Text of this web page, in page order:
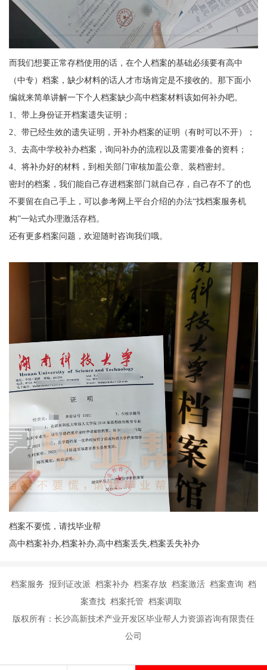
而我们想要正常存档使用的话，在个人档案的基础必须要有高中
（中专）档案，缺少材料的话人才市场肯定是不接收的。那下面小
编就来简单讲解一下个人档案缺少高中档案材料该如何补办吧。
1、带上身份证开档案遗失证明；
2、带已经生效的遗失证明，开补办档案的证明（有时可以不开）；
3、去高中学校补办档案，询问补办的流程以及需要准备的资料；
4、将补办好的材料，到相关部门审核加盖公章、装档密封。
密封的档案，我们能自己存进档案部门就自己存，自己存不了的也
不要留在自己手上，可以参考网上平台介绍的办法“找档案服务机
构”一站式办理激活存档。
还有更多档案问题，欢迎随时咨询我们哦。
档案不要慌，请找毕业帮
高中档案补办,档案补办,高中档案丢失,档案丢失补办
档案服务 报到证改派 档案补办 档案存放 档案激活 档案查询 档
案查找 档案托管 档案调取
版权所有：长沙高新技术产业开发区毕业帮人力资源咨询有限责任
公司